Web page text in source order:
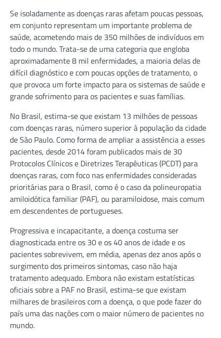
Se isoladamente as doenças raras afetam poucas pessoas,
em conjunto representam um importante problema de
saúde, acometendo mais de 350 milhões de indivíduos em
todo o mundo. Trata-se de uma categoria que engloba
aproximadamente 8 mil enfermidades, a maioria delas de
difícil diagnóstico e com poucas opções de tratamento, o
que provoca um forte impacto para os sistemas de saúde e
grande sofrimento para os pacientes e suas famílias.
No Brasil, estima-se que existam 13 milhões de pessoas
com doenças raras, número superior à população da cidade
de São Paulo. Como forma de ampliar a assistência a esses
pacientes, desde 2014 foram publicados mais de 30
Protocolos Clínicos e Diretrizes Terapêuticas (PCDT) para
doenças raras, com foco nas enfermidades consideradas
prioritárias para o Brasil, como é o caso da polineuropatia
amiloidótica familiar (PAF), ou paramiloidose, mais comum
em descendentes de portugueses.
Progressiva e incapacitante, a doença costuma ser
diagnosticada entre os 30 e os 40 anos de idade e os
pacientes sobrevivem, em média, apenas dez anos após o
surgimento dos primeiros sintomas, caso não haja
tratamento adequado. Embora não existam estatísticas
oficiais sobre a PAF no Brasil, estima-se que existam
milhares de brasileiros com a doença, o que pode fazer do
país uma das nações com o maior número de pacientes no
mundo.